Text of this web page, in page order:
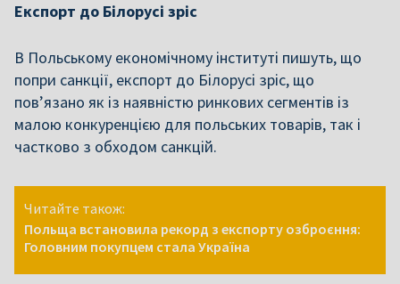
Експорт до Білорусі зріс
В Польському економічному інституті пишуть, що
попри санкції, експорт до Білорусі зріс, що
пов’язано як із наявністю ринкових сегментів із
малою конкуренцією для польських товарів, так і
частково з обходом санкцій.
Читайте також:
Польща встановила рекорд з експорту озброєння:
Головним покупцем стала Україна